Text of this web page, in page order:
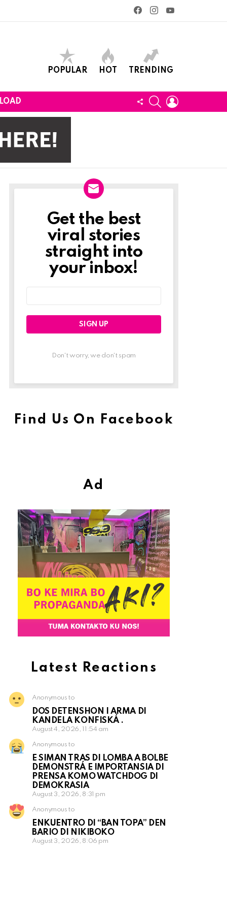
facebookinstagram
POPULAR HOT TRENDING
FOLLOWSEARCH
Newslett
Get the best
viral stories
straight into
your inbox!
Don't worry, we don't spam
Find Us On Facebook
Ad
Latest Reactions
Anonymous to
DOS DETENSHON I ARMA DI
KANDELA KONFISKÁ .
August 4, 2026, 11:54 am
Anonymous to
E SIMAN TRAS DI LOMBA A BOLBE
DEMONSTRÁ E IMPORTANSIA DI
PRENSA KOMO WATCHDOG DI
DEMOKRASIA
August 3, 2026, 8:31 pm
Anonymous to
ENKUENTRO DI “BAN TOPA” DEN
BARIO DI NIKIBOKO
August 3, 2026, 8:06 pm